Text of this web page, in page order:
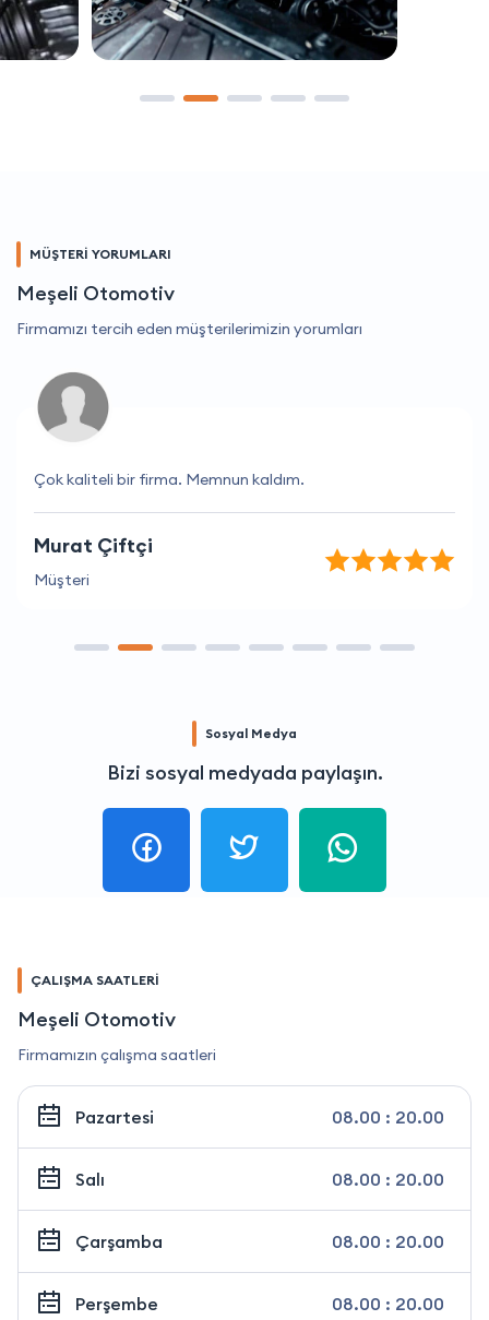
MÜŞTERİ YORUMLARI
Meşeli Otomotiv
Firmamızı tercih eden müşterilerimizin yorumları
Çok kaliteli bir firma. Memnun kaldım.
Murat Çiftçi
Müşteri
Sosyal Medya
Bizi sosyal medyada paylaşın.
ÇALIŞMA SAATLERİ
Meşeli Otomotiv
Firmamızın çalışma saatleri
Pazartesi 08.00 : 20.00
Salı 08.00 : 20.00
Çarşamba 08.00 : 20.00
Perşembe 08.00 : 20.00